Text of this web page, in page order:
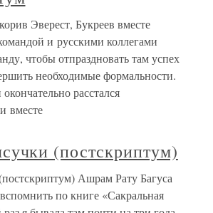
Эверест, Букреев вместе
и русскими коллегами
чтобы отпраздновать там успех
необходимые формальности.
расстался
вместе
(постскриптум)
Ашрам Рату Багуса
по книге «Сакральная